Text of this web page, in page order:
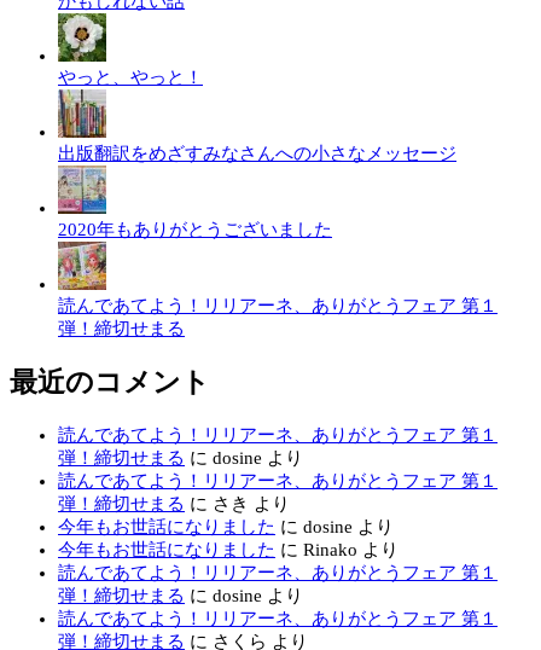
やっと、やっと！
出版翻訳をめざすみなさんへの小さなメッセージ
2020年もありがとうございました
読んであてよう！リリアーネ、ありがとうフェア 第１
弾！締切せまる
最近のコメント
読んであてよう！リリアーネ、ありがとうフェア 第１
弾！締切せまる に dosine より
読んであてよう！リリアーネ、ありがとうフェア 第１
弾！締切せまる に さき より
今年もお世話になりました に dosine より
今年もお世話になりました に Rinako より
読んであてよう！リリアーネ、ありがとうフェア 第１
弾！締切せまる に dosine より
読んであてよう！リリアーネ、ありがとうフェア 第１
弾！締切せまる に さくら より